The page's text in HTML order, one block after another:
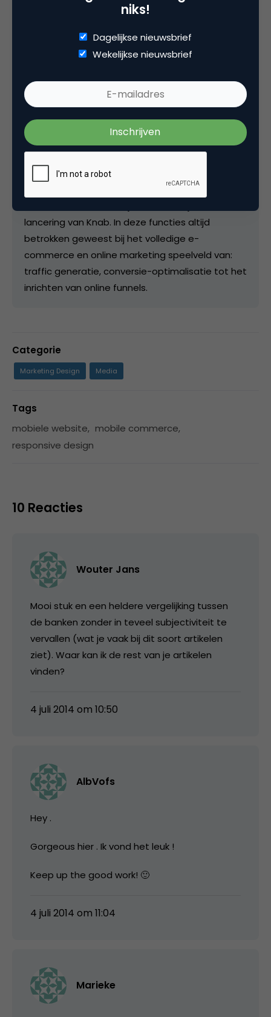
Daniel Ogertschnig
Manager E-commerce bijbijBouwe
Daniel Ogertschnig werkt als Manager E-
commerce voor bijBouwe de online
hypotheekverstrekker. Voordat hij bij bijBouwe
ging werken, heeft Daniel gewerkt voor ING,
lancering van Knab. In deze functies altijd
betrokken geweest bij het volledige e-
commerce en online marketing speelveld van:
traffic generatie, conversie-optimalisatie tot het
inrichten van online funnels.
Categorie
Marketing Design Media
Tags
mobiele website, mobile commerce,
responsive design
10 Reacties
Wouter Jans
Mooi stuk en een heldere vergelijking tussen
de banken zonder in teveel subjectiviteit te
vervallen (wat je vaak bij dit soort artikelen
ziet). Waar kan ik de rest van je artikelen
vinden?
4 juli 2014 om 10:50
AlbVofs
Hey .
Gorgeous hier . Ik vond het leuk !
Keep up the good work! 🙂
4 juli 2014 om 11:04
Marieke
niks!
Dagelijkse nieuwsbrief
Wekelijkse nieuwsbrief